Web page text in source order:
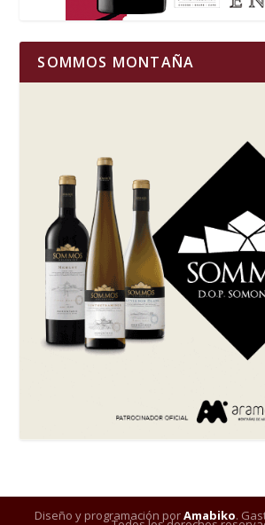
SOMMOS MONTAÑA
Diseño y programación porAmabiko.